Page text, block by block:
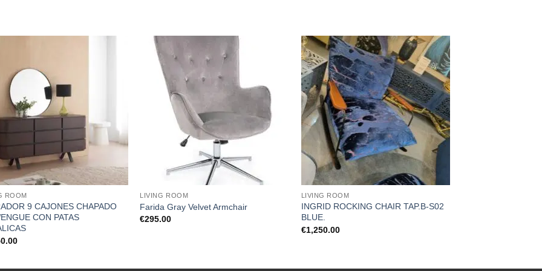
ROOM
9 CAJONES CHAPADO
CON PATAS
LIVING ROOM
Farida Gray Velvet Armchair
€295.00
LIVING ROOM
INGRID ROCKING CHAIR TAP.B-S02
BLUE.
€1,250.00